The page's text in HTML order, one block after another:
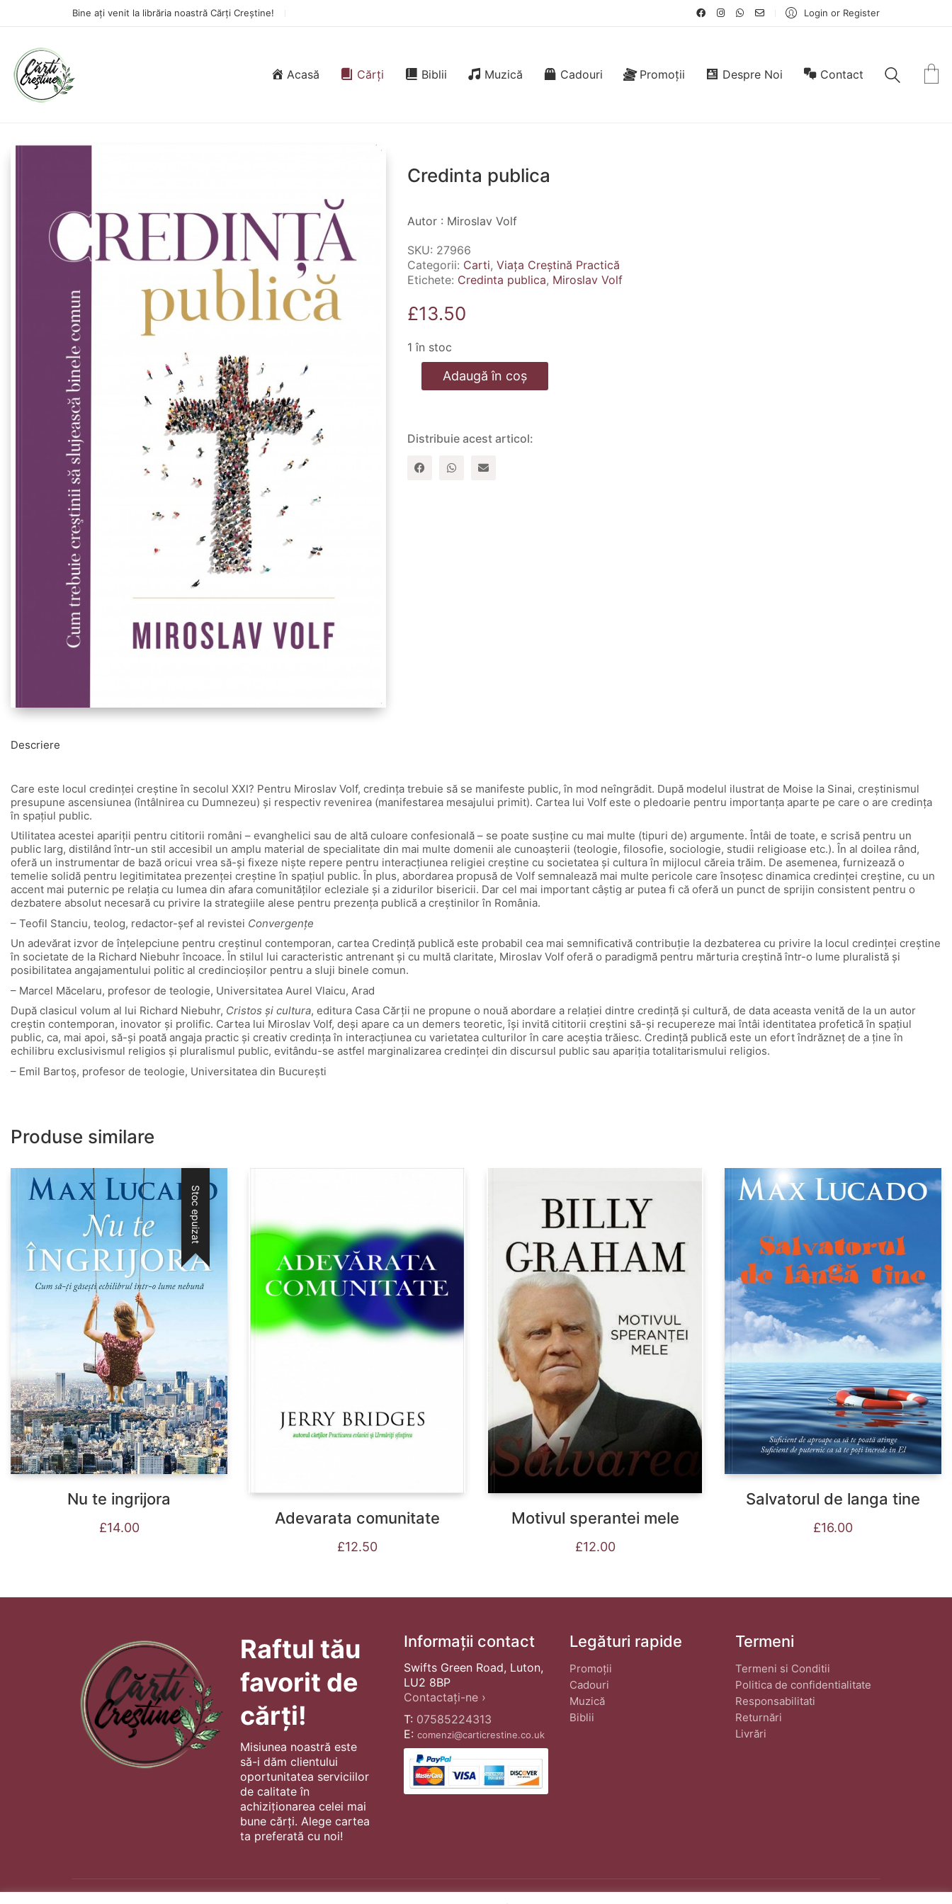
Bine ați venit la librăria noastră Cărți Creștine! Login or Register
Acasă Cărți Biblii Muzică Cadouri Promoții Despre Noi Contact
Credinta publica
Autor : Miroslav Volf
SKU: 27966
Categorii: Carti, Viața Creștină Practică
Etichete: Credinta publica, Miroslav Volf
£13.50
1 în stoc
Cantitate
Credinta
publica
Adaugă în coș
Distribuie acest articol:
Descriere
Care este locul credinței creștine în secolul XXI? Pentru Miroslav Volf, credința trebuie să se manifeste public, în mod neîngrădit. După modelul ilustrat de Moise la Sinai, creștinismul
presupune ascensiunea (întâlnirea cu Dumnezeu) și respectiv revenirea (manifestarea mesajului primit). Cartea lui Volf este o pledoarie pentru importanța aparte pe care o are credința
în spațiul public.
Utilitatea acestei apariții pentru cititorii români – evanghelici sau de altă culoare confesională – se poate susține cu mai multe (tipuri de) argumente. Întâi de toate, e scrisă pentru un
public larg, distilând într-un stil accesibil un amplu material de specialitate din mai multe domenii ale cunoașterii (teologie, filosofie, sociologie, studii religioase etc.). În al doilea rând,
oferă un instrumentar de bază oricui vrea să-și fixeze niște repere pentru interacțiunea religiei creștine cu societatea și cultura în mijlocul căreia trăim. De asemenea, furnizează o
temelie solidă pentru legitimitatea prezenței creștine în spațiul public. În plus, abordarea propusă de Volf semnalează mai multe pericole care însoțesc dinamica credinței creștine, cu un
accent mai puternic pe relația cu lumea din afara comunităților ecleziale și a zidurilor bisericii. Dar cel mai important câștig ar putea fi că oferă un punct de sprijin consistent pentru o
dezbatere absolut necesară cu privire la strategiile alese pentru prezența publică a creștinilor în România.
– Teofil Stanciu, teolog, redactor-șef al revistei Convergențe
Un adevărat izvor de înțelepciune pentru creștinul contemporan, cartea Credință publică este probabil cea mai semnificativă contribuție la dezbaterea cu privire la locul credinței creștine
în societate de la Richard Niebuhr încoace. În stilul lui caracteristic antrenant și cu multă claritate, Miroslav Volf oferă o paradigmă pentru mărturia creștină într-o lume pluralistă și
posibilitatea angajamentului politic al credincioșilor pentru a sluji binele comun.
– Marcel Măcelaru, profesor de teologie, Universitatea Aurel Vlaicu, Arad
După clasicul volum al lui Richard Niebuhr, Cristos și cultura, editura Casa Cărții ne propune o nouă abordare a relației dintre credință și cultură, de data aceasta venită de la un autor
creștin contemporan, inovator și prolific. Cartea lui Miroslav Volf, deși apare ca un demers teoretic, își invită cititorii creștini să-și recupereze mai întâi identitatea profetică în spațiul
public, ca, mai apoi, să-și poată angaja practic și creativ credința în interacțiunea cu varietatea culturilor în care aceștia trăiesc. Credință publică este un efort îndrăzneț de a ține în
echilibru exclusivismul religios și pluralismul public, evitându-se astfel marginalizarea credinței din discursul public sau apariția totalitarismului religios.
– Emil Bartoș, profesor de teologie, Universitatea din București
Produse similare
Stoc epuizat
Nu te ingrijora
£14.00
Adevarata comunitate
£12.50
Motivul sperantei mele
£12.00
Salvatorul de langa tine
£16.00
Raftul tău
favorit de
cărți!
Misiunea noastră este
să-i dăm clientului
oportunitatea serviciilor
de calitate în
achiziționarea celei mai
bune cărți. Alege cartea
ta preferată cu noi!
Informații contact
Swifts Green Road, Luton,
LU2 8BP
Contactați-ne ›
T: 07585224313
E: comenzi@carticrestine.co.uk
Legături rapide
Promoții
Cadouri
Muzică
Biblii
Termeni
Termeni si Conditii
Politica de confidentialitate
Responsabilitati
Returnări
Livrări